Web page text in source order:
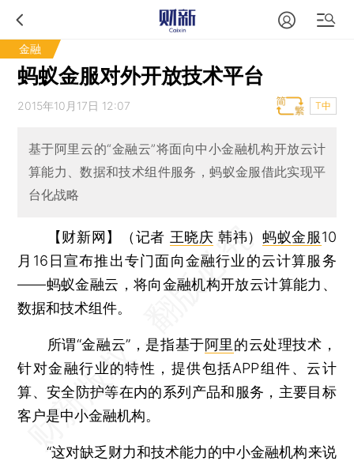
金融
蚂蚁金服对外开放技术平台
2015年10月17日 12:07 T中
基于阿里云的“金融云”将面向中小金融机构开放云计
算能力、数据和技术组件服务，蚂蚁金服借此实现平
台化战略
【财新网】（记者 王晓庆 韩祎）蚂蚁金服10
月16日宣布推出专门面向金融行业的云计算服务
——蚂蚁金融云，将向金融机构开放云计算能力、
数据和技术组件。
所谓“金融云”，是指基于阿里的云处理技术，
针对金融行业的特性，提供包括APP组件、云计
算、安全防护等在内的系列产品和服务，主要目标
客户是中小金融机构。
“这对缺乏财力和技术能力的中小金融机构来说